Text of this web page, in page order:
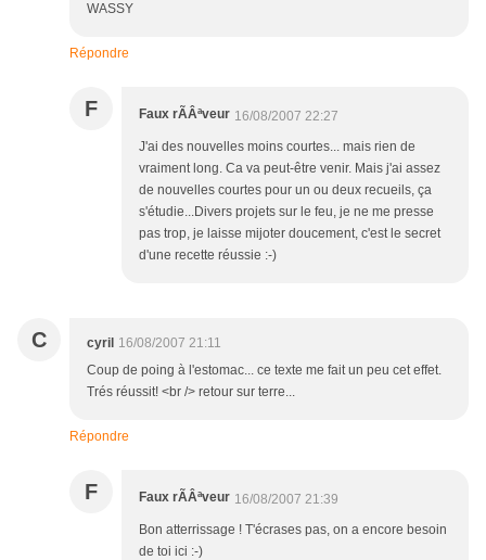
WASSY
Répondre
F Faux rÃÂªveur 16/08/2007 22:27
J'ai des nouvelles moins courtes... mais rien de
vraiment long. Ca va peut-être venir. Mais j'ai assez
de nouvelles courtes pour un ou deux recueils, ça
s'étudie...Divers projets sur le feu, je ne me presse
pas trop, je laisse mijoter doucement, c'est le secret
d'une recette réussie :-)
C cyril 16/08/2007 21:11
Coup de poing à l'estomac... ce texte me fait un peu cet effet.
Trés réussit! <br /> retour sur terre...
Répondre
F Faux rÃÂªveur 16/08/2007 21:39
Bon atterrissage ! T'écrases pas, on a encore besoin
de toi ici :-)